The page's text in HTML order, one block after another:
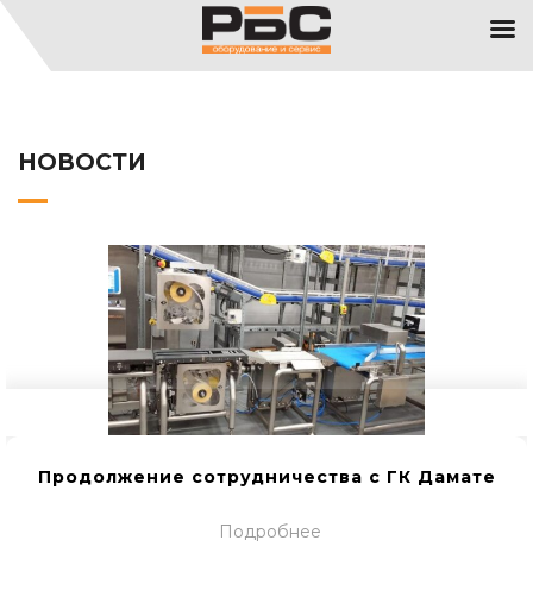
НОВОСТИ
Продолжение сотрудничества с ГК Дамате
Подробнее